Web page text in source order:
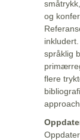
og
språklig
flere